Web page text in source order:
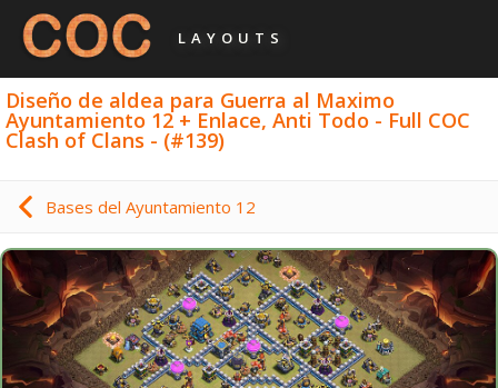
LAYOUTS
Diseño de aldea para Guerra al Maximo
Ayuntamiento 12 + Enlace, Anti Todo - Full COC
Clash of Clans - (#139)
Bases del Ayuntamiento 12